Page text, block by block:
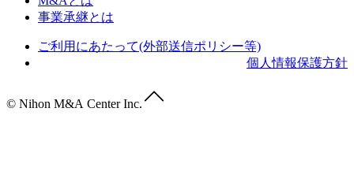
事業承継とは
ご利用にあたって(外部送信ポリシー等)
個人情報保護方針
© Nihon M&A Center Inc.